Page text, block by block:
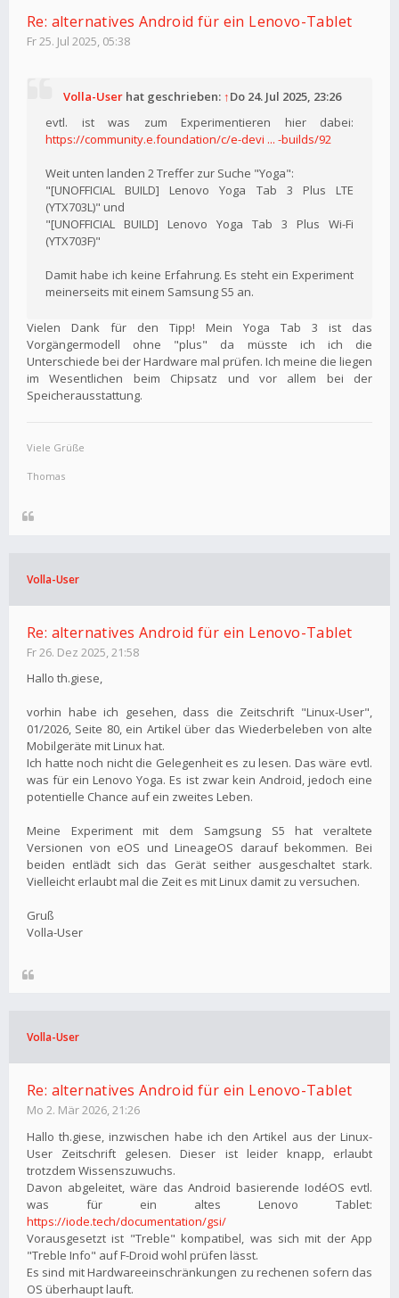
Re: alternatives Android für ein Lenovo-Tablet
Fr 25. Jul 2025, 05:38
Volla-User hat geschrieben: ↑Do 24. Jul 2025, 23:26
evtl. ist was zum Experimentieren hier dabei:
https://community.e.foundation/c/e-devi ... -builds/92
Weit unten landen 2 Treffer zur Suche "Yoga":
"[UNOFFICIAL BUILD] Lenovo Yoga Tab 3 Plus LTE
(YTX703L)" und
"[UNOFFICIAL BUILD] Lenovo Yoga Tab 3 Plus Wi-Fi
(YTX703F)"
Damit habe ich keine Erfahrung. Es steht ein Experiment
meinerseits mit einem Samsung S5 an.
Vielen Dank für den Tipp! Mein Yoga Tab 3 ist das
Vorgängermodell ohne "plus" da müsste ich ich die
Unterschiede bei der Hardware mal prüfen. Ich meine die liegen
im Wesentlichen beim Chipsatz und vor allem bei der
Speicherausstattung.
Viele Grüße
Thomas
Volla-User
Re: alternatives Android für ein Lenovo-Tablet
Fr 26. Dez 2025, 21:58
Hallo th.giese,
vorhin habe ich gesehen, dass die Zeitschrift "Linux-User",
01/2026, Seite 80, ein Artikel über das Wiederbeleben von alte
Mobilgeräte mit Linux hat.
Ich hatte noch nicht die Gelegenheit es zu lesen. Das wäre evtl.
was für ein Lenovo Yoga. Es ist zwar kein Android, jedoch eine
potentielle Chance auf ein zweites Leben.
Meine Experiment mit dem Samgsung S5 hat veraltete
Versionen von eOS und LineageOS darauf bekommen. Bei
beiden entlädt sich das Gerät seither ausgeschaltet stark.
Vielleicht erlaubt mal die Zeit es mit Linux damit zu versuchen.
Gruß
Volla-User
Volla-User
Re: alternatives Android für ein Lenovo-Tablet
Mo 2. Mär 2026, 21:26
Hallo th.giese, inzwischen habe ich den Artikel aus der Linux-
User Zeitschrift gelesen. Dieser ist leider knapp, erlaubt
trotzdem Wissenszuwuchs.
Davon abgeleitet, wäre das Android basierende IodéOS evtl.
was für ein altes Lenovo Tablet:
https://iode.tech/documentation/gsi/
Vorausgesetzt ist "Treble" kompatibel, was sich mit der App
"Treble Info" auf F-Droid wohl prüfen lässt.
Es sind mit Hardwareeinschränkungen zu rechenen sofern das
OS überhaupt lauft.